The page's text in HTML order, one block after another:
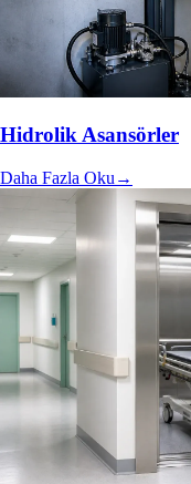
Hidrolik Asansörler
Daha Fazla Oku →